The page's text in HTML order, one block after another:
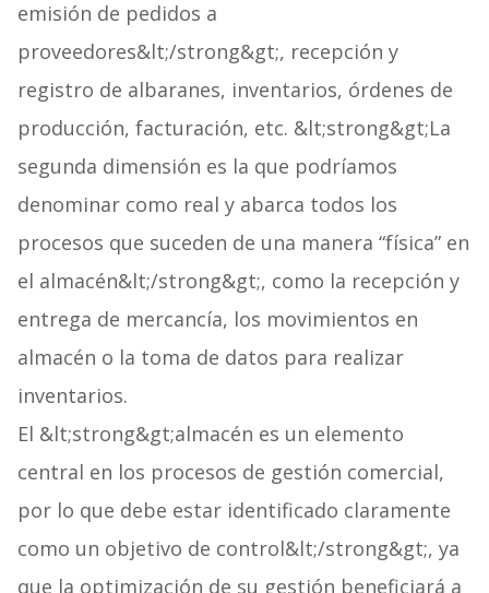
emisión de pedidos a
proveedores&lt;/strong&gt;, recepción y
registro de albaranes, inventarios, órdenes de
producción, facturación, etc. &lt;strong&gt;La
segunda dimensión es la que podríamos
denominar como real y abarca todos los
procesos que suceden de una manera “física” en
el almacén&lt;/strong&gt;, como la recepción y
entrega de mercancía, los movimientos en
almacén o la toma de datos para realizar
inventarios.
El &lt;strong&gt;almacén es un elemento
central en los procesos de gestión comercial,
por lo que debe estar identificado claramente
como un objetivo de control&lt;/strong&gt;, ya
que la optimización de su gestión beneficiará a